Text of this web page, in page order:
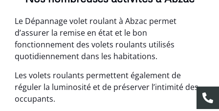
Le Dépannage volet roulant à Abzac permet
d’assurer la remise en état et le bon
fonctionnement des volets roulants utilisés
quotidiennement dans les habitations.
Les volets roulants permettent également de
réguler la luminosité et de préserver l’intimité des
occupants.